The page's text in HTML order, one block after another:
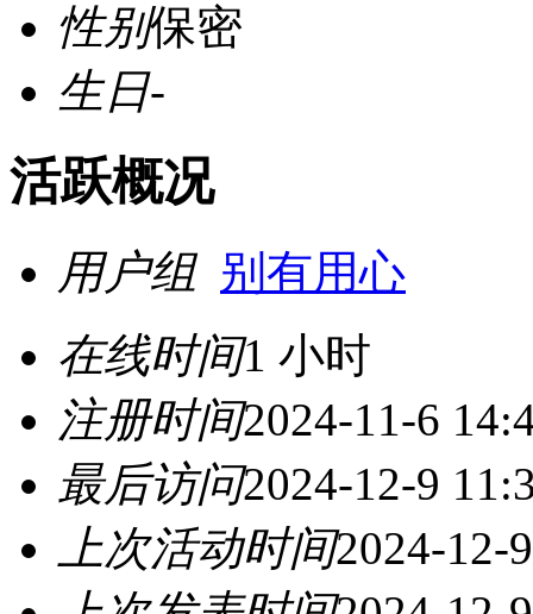
性别保密
生日-
活跃概况
用户组 别有用心
在线时间1 小时
注册时间2024-11-6
最后访问2024-12-9
上次活动时间2024-12-